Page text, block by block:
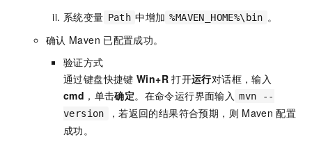
系统变量 Path 中增加 %MAVEN_HOME%\bin 。
确认 Maven 已配置成功。
验证方式
通过键盘快捷键 Win+R 打开运行对话框，输入
cmd ，单击确定。在命令运行界面输入 mvn --
version
，若返回的结果符合预期，则 Maven 配置
成功。